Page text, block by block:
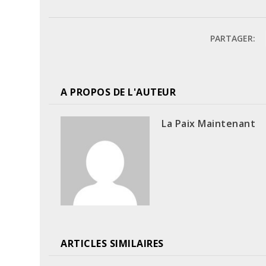
PARTAGER:
A PROPOS DE L'AUTEUR
La Paix Maintenant
ARTICLES SIMILAIRES